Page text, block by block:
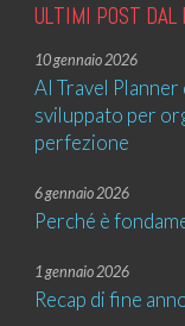
ULTIMI POST DAL
10 gennaio 2026
AI Travel Planner
sviluppato per
perfezione
6 gennaio 2026
Perché è
1 gennaio 2026
Recap di fine